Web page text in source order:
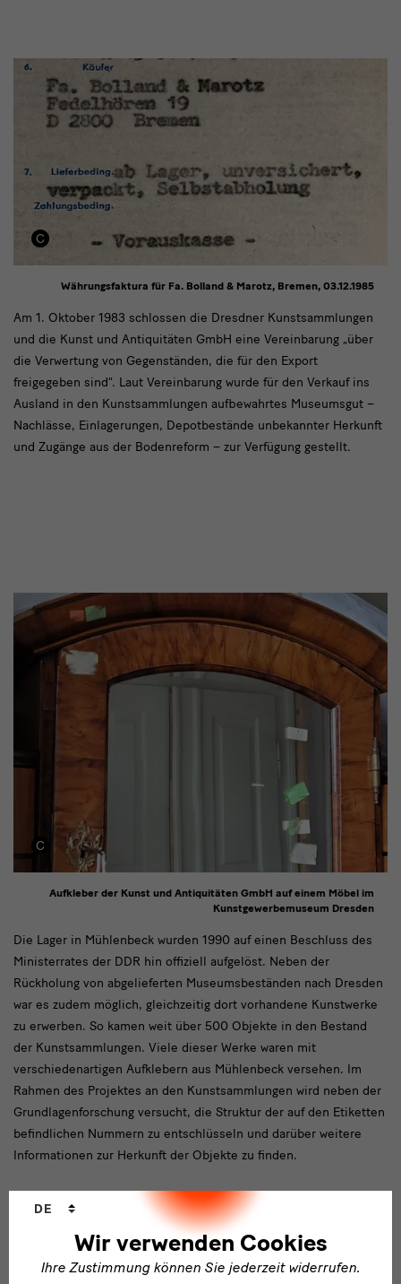
Am
1.
Oktober
1983
Am 1. Oktober 1983 schlossen die Dresdner Kunstsammlungen
und die Kunst und Antiquitäten GmbH eine Vereinbarung „über
die Verwertung von Gegenständen, die für den Export
freigegeben sind“. Laut Vereinbarung wurde für den Verkauf ins
Ausland in den Kunstsammlungen aufbewahrtes Museumsgut −
Nachlässe, Einlagerungen, Depotbestände unbekannter Herkunft
und Zugänge aus der Bodenreform − zur Verfügung gestellt.
Währungsfaktura für Fa. Bolland & Marotz, Bremen, 03.12.1985
Die
Lager
in
Mühlenbeck
Die Lager in Mühlenbeck wurden 1990 auf einen Beschluss des
Ministerrates der DDR hin offiziell aufgelöst. Neben der
Rückholung von abgelieferten Museumsbeständen nach Dresden
war es zudem möglich, gleichzeitig dort vorhandene Kunstwerke
zu erwerben. So kamen weit über 500 Objekte in den Bestand
der Kunstsammlungen. Viele dieser Werke waren mit
verschiedenartigen Aufklebern aus Mühlenbeck versehen. Im
Rahmen des Projektes an den Kunstsammlungen wird neben der
Grundlagenforschung versucht, die Struktur der auf den Etiketten
befindlichen Nummern zu entschlüsseln und darüber weitere
Informationen zur Herkunft der Objekte zu finden.
Aufkleber der Kunst und Antiquitäten GmbH auf einem Möbel im
Kunstgewerbemuseum Dresden
Bild
Wir verwenden Cookies
Ihre Zustimmung können Sie jederzeit widerrufen.
Sprachwechsler
DE